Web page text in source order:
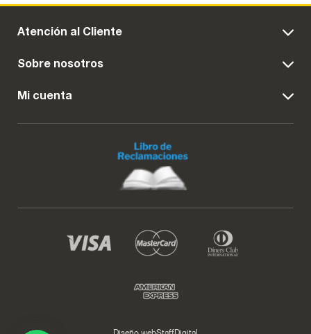
Atención al Cliente
Sobre nosotros
Mi cuenta